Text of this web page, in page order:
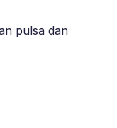
pulsa dan